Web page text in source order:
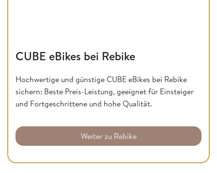
CUBE eBikes bei Rebike
Hochwertige und günstige CUBE eBikes bei Rebike
sichern: Beste Preis-Leistung, geeignet für Einsteiger
und Fortgeschrittene und hohe Qualität.
Weiter zu Rebike